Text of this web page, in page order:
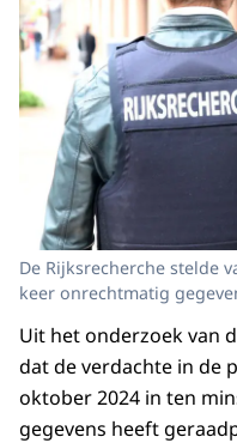
De Rijksrecherche stelde
keer onrechtmatig
Uit het onderzoek van
dat de verdachte in de
oktober 2024 in ten
gegevens heeft